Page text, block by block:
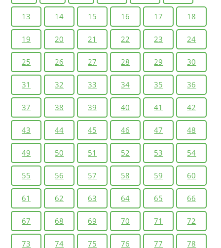
13 14 15 16 17 18
19 20 21 22 23 24
25 26 27 28 29 30
31 32 33 34 35 36
37 38 39 40 41 42
43 44 45 46 47 48
49 50 51 52 53 54
55 56 57 58 59 60
61 62 63 64 65 66
67 68 69 70 71 72
73 74 75 76 77 78